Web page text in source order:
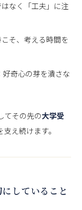
はなく「工夫」に注
こそ、考える時間を
好奇心の芽を潰さな
てその先の大学受
え続けます。
していること